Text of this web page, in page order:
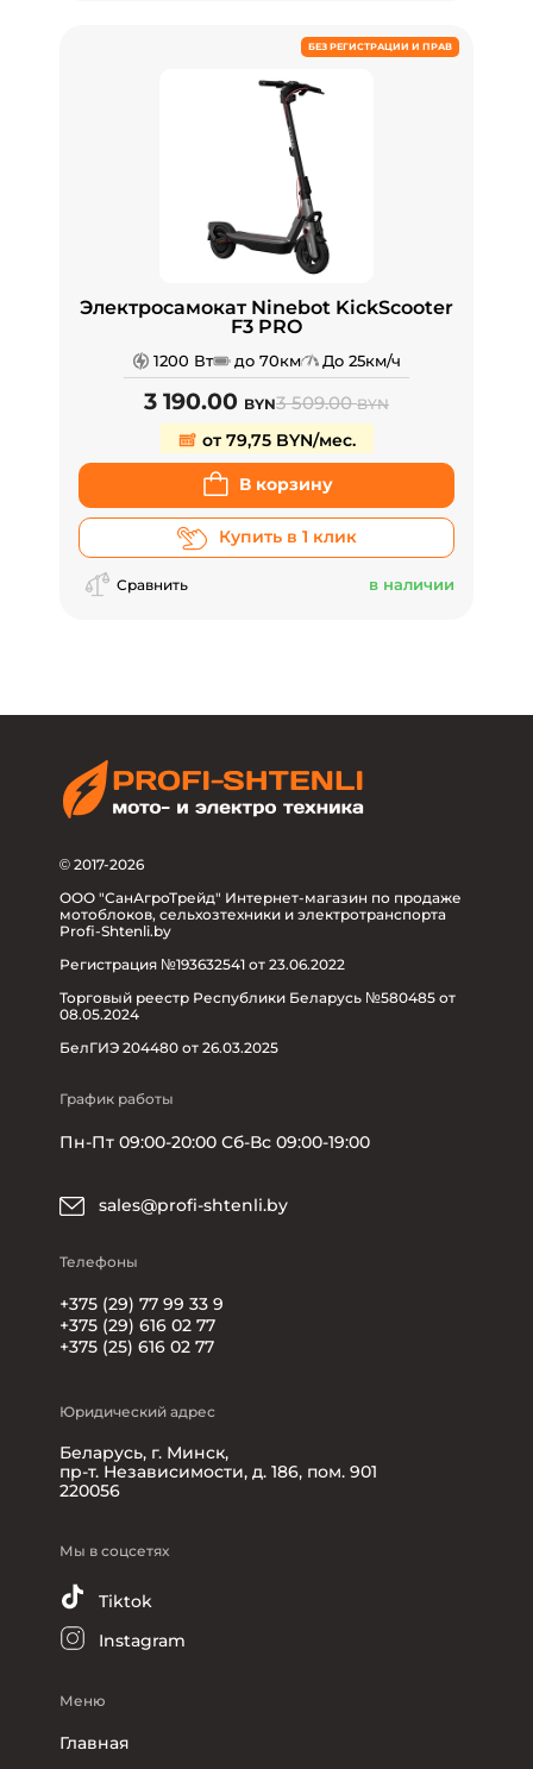
БЕЗ РЕГИСТРАЦИИ И ПРАВ
Электросамокат Ninebot KickScooter
F3 PRO
1200 Вт до 70км До 25км/ч
3 190.00 BYN3 509.00BYN
от 79,75 BYN/мес.
В корзину
Купить в 1 клик
Сравнить в наличии
© 2017-2026
ООО "СанАгроТрейд" Интернет-магазин по продаже
мотоблоков, сельхозтехники и электротранспорта
Profi-Shtenli.by
Регистрация №193632541 от 23.06.2022
Торговый реестр Республики Беларусь №580485 от
08.05.2024
БелГИЭ 204480 от 26.03.2025
График работы
Пн-Пт 09:00-20:00 Сб-Вс 09:00-19:00
sales@profi-shtenli.by
Телефоны
+375 (29) 77 99 33 9
+375 (29) 616 02 77
+375 (25) 616 02 77
Юридический адрес
Беларусь, г. Минск,
пр-т. Независимости, д. 186, пом. 901
220056
Мы в соцсетях
Tiktok
Instagram
Меню
Главная